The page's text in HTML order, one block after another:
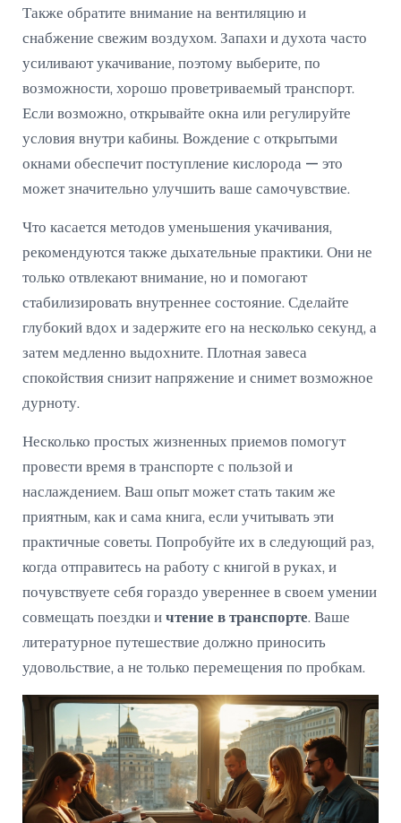
Также обратите внимание на вентиляцию и
снабжение свежим воздухом. Запахи и духота часто
усиливают укачивание, поэтому выберите, по
возможности, хорошо проветриваемый транспорт.
Если возможно, открывайте окна или регулируйте
условия внутри кабины. Вождение с открытыми
окнами обеспечит поступление кислорода — это
может значительно улучшить ваше самочувствие.
Что касается методов уменьшения укачивания,
рекомендуются также дыхательные практики. Они не
только отвлекают внимание, но и помогают
стабилизировать внутреннее состояние. Сделайте
глубокий вдох и задержите его на несколько секунд, а
затем медленно выдохните. Плотная завеса
спокойствия снизит напряжение и снимет возможное
дурноту.
Несколько простых жизненных приемов помогут
провести время в транспорте с пользой и
наслаждением. Ваш опыт может стать таким же
приятным, как и сама книга, если учитывать эти
практичные советы. Попробуйте их в следующий раз,
когда отправитесь на работу с книгой в руках, и
почувствуете себя гораздо увереннее в своем умении
совмещать поездки и чтение в транспорте. Ваше
литературное путешествие должно приносить
удовольствие, а не только перемещения по пробкам.